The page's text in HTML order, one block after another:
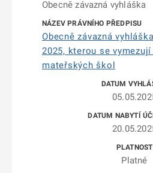
Obecně závazná vyhláška
Obecně závazná
2025, kterou se
mateřských škol
Platné